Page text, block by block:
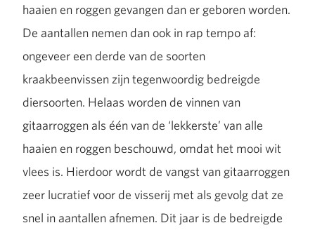
haaien en roggen gevangen dan er geboren worden.
De aantallen nemen dan ook in rap tempo af:
ongeveer een derde van de soorten
kraakbeenvissen zijn tegenwoordig bedreigde
diersoorten. Helaas worden de vinnen van
gitaarroggen als één van de ‘lekkerste’ van alle
haaien en roggen beschouwd, omdat het mooi wit
vlees is. Hierdoor wordt de vangst van gitaarroggen
zeer lucratief voor de visserij met als gevolg dat ze
snel in aantallen afnemen. Dit jaar is de bedreigde